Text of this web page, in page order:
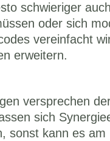
schwieriger
oder sich
vereinfacht
erweitern.
versprechen
sich
sonst kann es